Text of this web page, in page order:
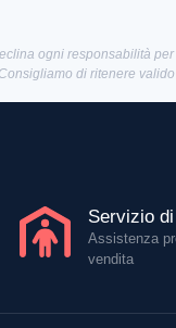
ogni responsabilità
di ritenere
Servizio
Assistenza
vendita